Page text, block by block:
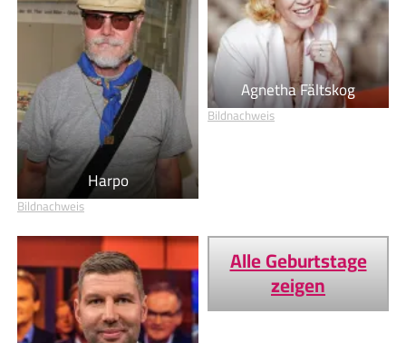
Harpo
Bildnachweis
Agnetha Fältskog
Bildnachweis
Alle Geburtstage
zeigen